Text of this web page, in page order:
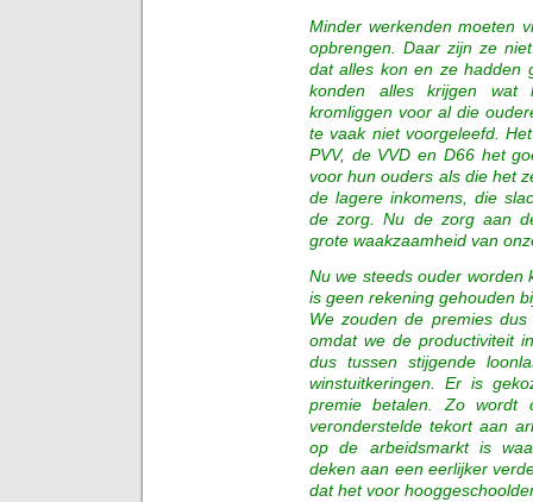
Minder werkenden moeten
opbrengen. Daar zijn ze
dat alles kon en ze hadden
konden alles krijgen wat
kromliggen voor al die
te vaak niet voorgeleefd.
PVV, de VVD en D66 het
voor hun ouders als die het
de lagere inkomens, die
de zorg. Nu de zorg aan
grote waakzaamheid van
Nu we steeds ouder worden
is geen rekening gehouden
We zouden de premies
omdat we de productiviteit
dus tussen stijgende
winstuitkeringen. Er is
premie betalen. Zo wordt
veronderstelde tekort aan
op de arbeidsmarkt is
deken aan een eerlijker
dat het voor